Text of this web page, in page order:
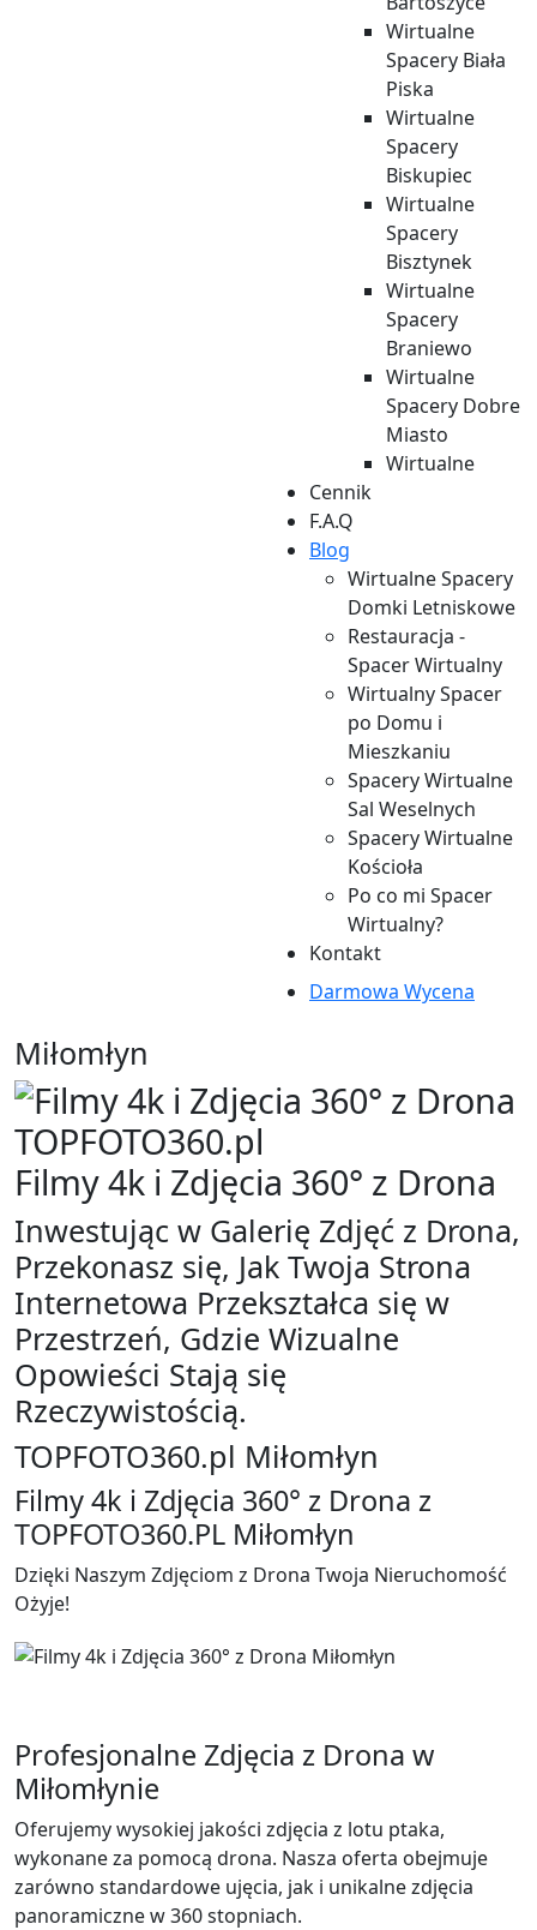
Spacery
Hajnówka
Wirtualne
Spacery
Jedwabne
Wirtualne
Spacery
Kleszczele
Wirtualne
Spacery
Knyszyn
Wirtualne
Spacery Kolno
Wirtualne
Spacery Krynki
Wirtualne
Wirtualne
Spacery Łomża
Wirtualne
Spacery
Michałowo
Wirtualne
Spacery Mońki
Wirtualne
Spacery
Nowogród
Wirtualne
Spacery
Rajgród
Spacery Sejny
Wirtualne
Wirtualne
Wirtualne
Spacery
Stawiski
Wirtualne
Spacery
Suchowola
Wirtualne
Wirtualne
Wirtualne
Wirtualne
Tykocin
Wirtualne
Spacery
Wasilków
Wirtualne
Spacery Biała
Piska
Wirtualne
Spacery
Biskupiec
Wirtualne
Spacery
Bisztynek
Wirtualne
Spacery
Braniewo
Wirtualne
Spacery Dobre
Miasto
Wirtualne
Spacery
Działdowo
Wirtualne
Spacery Elbląg
Wirtualne
Spacery Ełk
Wirtualne
Spacery
Frombork
Wirtualne
Spacery
Giżycko
Wirtualne
Gołdap
Wirtualne
Iławeckie
Wirtualne
Spacery
Jeziorany
Wirtualne
Spacery
Kętrzyn
Wirtualne
Korsze
Kowale
Spacery
Warmiński
Wirtualne
Spacery
Lubawa
Cennik
F.A.Q
Blog
Wirtualne Spacery
Domki Letniskowe
Restauracja -
Spacer Wirtualny
Wirtualny Spacer
po Domu i
Mieszkaniu
Spacery Wirtualne
Sal Weselnych
Spacery Wirtualne
Kościoła
Po co mi Spacer
Wirtualny?
Kontakt
Darmowa Wycena
Miłomłyn
​Filmy 4k i Zdjęcia 360° z Drona
Inwestując w Galerię Zdjęć z Drona,
Przekonasz się, Jak Twoja Strona
Internetowa Przekształca się w
Przestrzeń, Gdzie Wizualne
Opowieści Stają się
Rzeczywistością.
TOPFOTO360.pl Miłomłyn
​Filmy 4k i Zdjęcia 360° z Drona z
TOPFOTO360.PL Miłomłyn
Dzięki Naszym Zdjęciom z Drona Twoja Nieruchomość
Ożyje!
Profesjonalne Zdjęcia z Drona w
Miłomłynie
Oferujemy wysokiej jakości zdjęcia z lotu ptaka,
wykonane za pomocą drona. Nasza oferta obejmuje
zarówno standardowe ujęcia, jak i unikalne zdjęcia
panoramiczne w 360 stopniach.